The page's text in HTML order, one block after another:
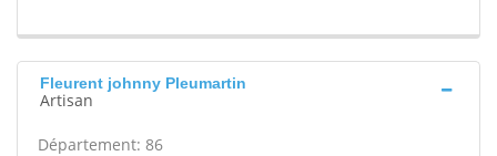
Fleurent johnny Pleumartin
Artisan
Département: 86